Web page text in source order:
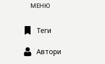
МЕНЮ
Теги
Автори